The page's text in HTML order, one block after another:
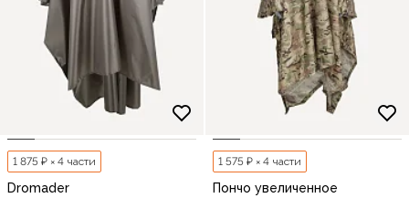
1 875 ₽ × 4 части
Dromader
1 575 ₽ × 4 части
Пончо увеличенное